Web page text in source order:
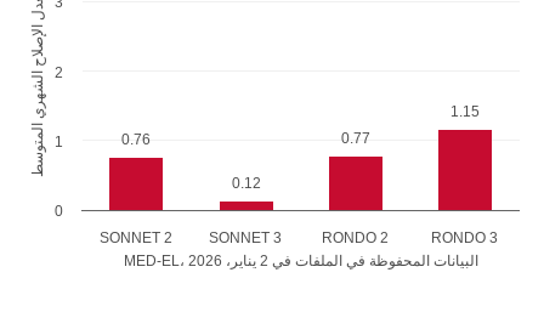
MED-EL، البيانات المحفوظة في الملفات في 2 يناير، 2026
0.76
0.12
0.77
1.15
SONNET 2 SONNET 3 RONDO 2 RONDO 3
0
1
2